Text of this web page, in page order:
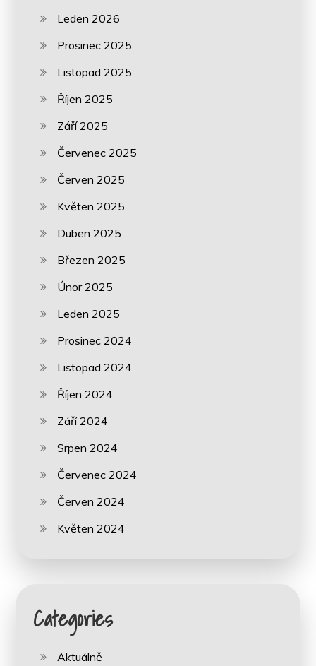
Leden 2026
Prosinec 2025
Listopad 2025
Říjen 2025
Září 2025
Červenec 2025
Červen 2025
Květen 2025
Duben 2025
Březen 2025
Únor 2025
Leden 2025
Prosinec 2024
Listopad 2024
Říjen 2024
Září 2024
Srpen 2024
Červenec 2024
Červen 2024
Květen 2024
Categories
Aktuálně